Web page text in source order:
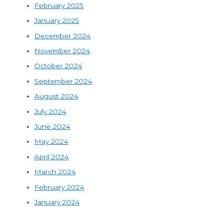
February 2025
January 2025
December 2024
November 2024
October 2024
September 2024
August 2024
July 2024
June 2024
May 2024
April 2024
March 2024
February 2024
January 2024